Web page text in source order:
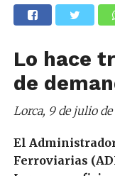
Lo hace
de
Lorca, 9 de julio
El
Ferroviarias